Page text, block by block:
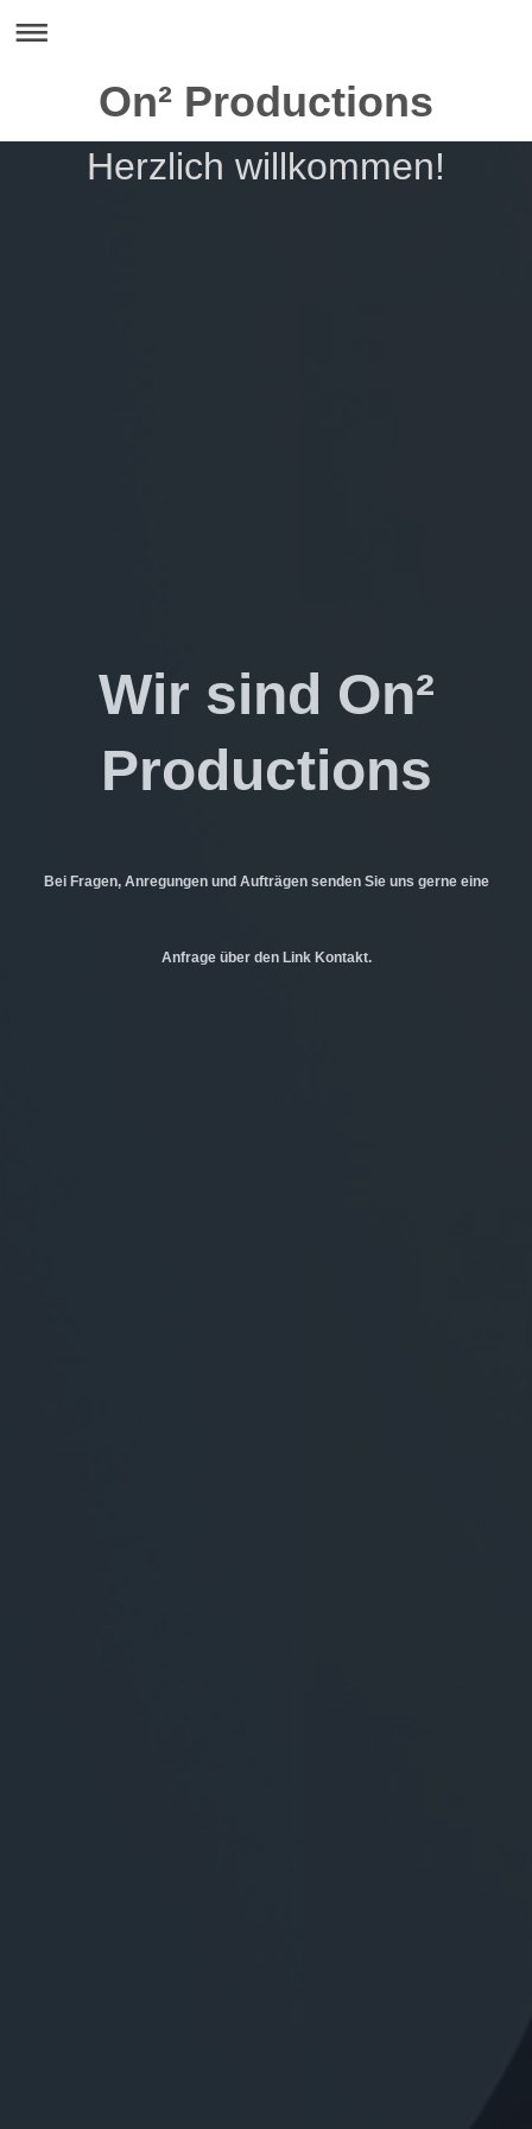
On² Productions
Herzlich willkommen!
Wir sind On²
Productions
Bei Fragen, Anregungen und Aufträgen senden Sie uns gerne eine
Anfrage über den Link Kontakt.